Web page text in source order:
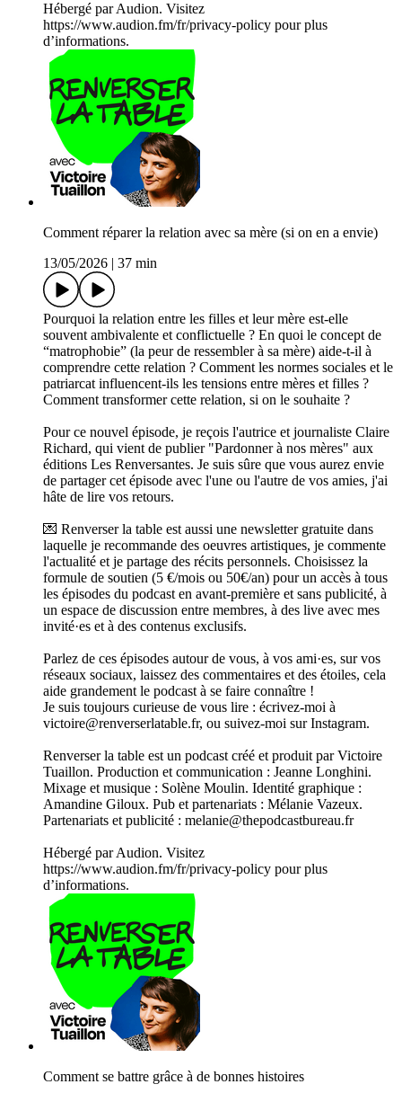
Hébergé par Audion. Visitez
https://www.audion.fm/fr/privacy-policy pour plus
d’informations.
Comment réparer la relation avec sa mère (si on en a envie)
13/05/2026
37 min
Pourquoi la relation entre les filles et leur mère est-elle
souvent ambivalente et conflictuelle ? En quoi le concept de
“matrophobie” (la peur de ressembler à sa mère) aide-t-il à
comprendre cette relation ? Comment les normes sociales et le
patriarcat influencent-ils les tensions entre mères et filles ?
Comment transformer cette relation, si on le souhaite ?
Pour ce nouvel épisode, je reçois l'autrice et journaliste Claire
Richard, qui vient de publier "Pardonner à nos mères" aux
éditions Les Renversantes. Je suis sûre que vous aurez envie
de partager cet épisode avec l'une ou l'autre de vos amies, j'ai
hâte de lire vos retours.
💌 Renverser la table est aussi une newsletter gratuite dans
laquelle je recommande des oeuvres artistiques, je commente
l'actualité et je partage des récits personnels. Choisissez la
formule de soutien (5 €/mois ou 50€/an) pour un accès à tous
les épisodes du podcast en avant-première et sans publicité, à
un espace de discussion entre membres, à des live avec mes
invité·es et à des contenus exclusifs.
Parlez de ces épisodes autour de vous, à vos ami·es, sur vos
réseaux sociaux, laissez des commentaires et des étoiles, cela
aide grandement le podcast à se faire connaître !
Je suis toujours curieuse de vous lire : écrivez-moi à
victoire@renverserlatable.fr, ou suivez-moi sur Instagram.
Renverser la table est un podcast créé et produit par Victoire
Tuaillon. Production et communication : Jeanne Longhini.
Mixage et musique : Solène Moulin. Identité graphique :
Amandine Giloux. Pub et partenariats : Mélanie Vazeux.
Partenariats et publicité : melanie@thepodcastbureau.fr
Hébergé par Audion. Visitez
https://www.audion.fm/fr/privacy-policy pour plus
d’informations.
Comment se battre grâce à de bonnes histoires